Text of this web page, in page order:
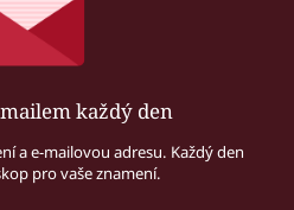
každý den
a e-mailovou adresu. Každý den
pro vaše znamení.